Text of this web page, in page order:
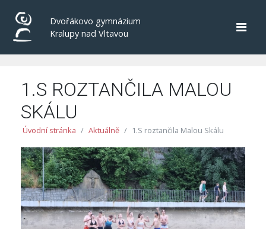
Dvořákovo gymnázium
Kralupy nad Vltavou
1.S ROZTANČILA MALOU
SKÁLU
Úvodní stránka Aktuálně 1.S roztančila Malou Skálu